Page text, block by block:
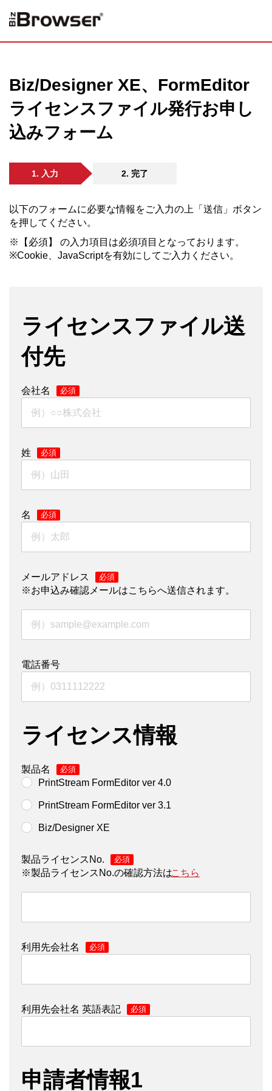
Biz/Designer XE、FormEditor
ライセンスファイル発行お申し
込みフォーム
1. 入力 2. 完了
以下のフォームに必要な情報をご入力の上「送信」ボタン
を押してください。
※【 必須】
の入力項目は必須項目となっております。
※Cookie
JavaScriptを有効にしてご入力ください。
ライセンスファイル送
付先
会社名
姓
名
メールアドレス
※お申込み確認メールはこちらへ送信されます。
電話番号
ライセンス情報
製品名
PrintStream FormEditor ver 4.0
PrintStream FormEditor ver 3.1
Biz/Designer XE
製品ライセンスNo.
※製品ライセンスNo.の確認方法はこちら
利用先会社名
利用先会社名 英語表記
申請者情報1